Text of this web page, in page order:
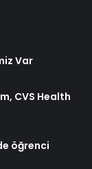
Var
CVS Health
öğrenci